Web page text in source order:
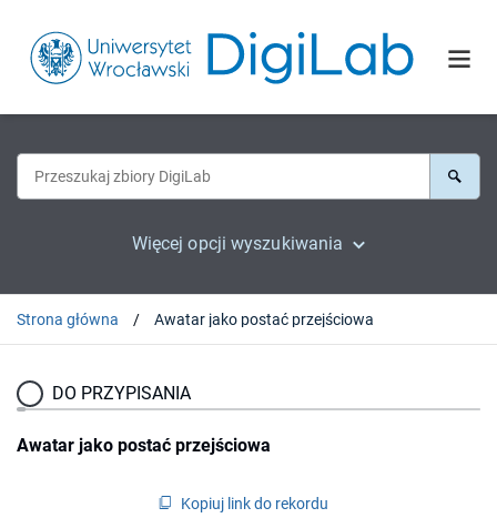
Więcej opcji wyszukiwania
Strona główna Awatar jako postać przejściowa
DO PRZYPISANIA
Awatar jako postać przejściowa
Kopiuj link do rekordu